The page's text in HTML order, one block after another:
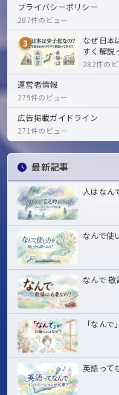
プライバシーポリシー
287件のビュー
3
なぜ日本
すく解説
282件の
運営者情報
279件のビュー
広告掲載ガイドライン
271件のビュー
最新記事
人はなん
なんで使
なんで 敬
「なん
英語って